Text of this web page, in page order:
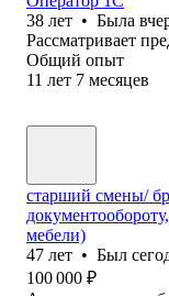
38 лет • Была
Рассматривает
Общий опыт
11 лет 7 месяцев
старший смены/
мебели)
47 лет • Был
100 000 ₽